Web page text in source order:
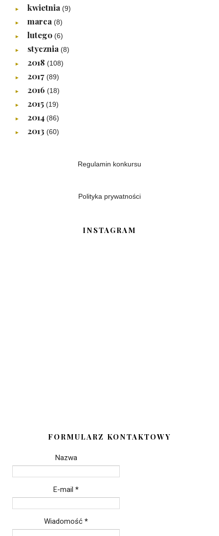
► kwietnia (9)
► marca (8)
► lutego (6)
► stycznia (8)
► 2018 (108)
► 2017 (89)
► 2016 (18)
► 2015 (19)
► 2014 (86)
► 2013 (60)
Regulamin konkursu
Polityka prywatności
INSTAGRAM
FORMULARZ KONTAKTOWY
Nazwa
E-mail *
Wiadomość *